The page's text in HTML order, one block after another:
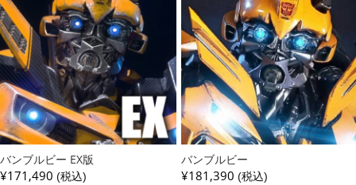
バンブルビー EX版
¥171,490 (税込)
バンブルビー
¥181,390 (税込)